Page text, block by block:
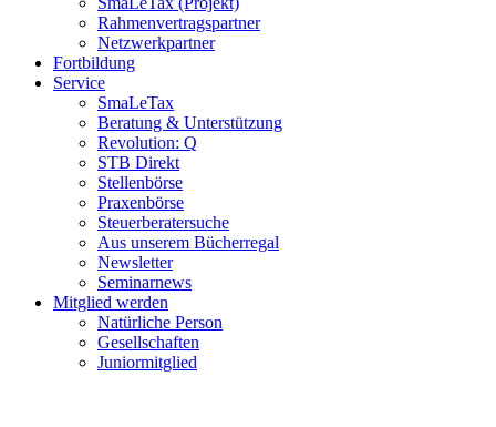
Rahmenvertragspartner
Netzwerkpartner
Fortbildung
Service
SmaLeTax
Beratung & Unterstützung
Revolution: Q
STB Direkt
Stellenbörse
Praxenbörse
Steuerberatersuche
Aus unserem Bücherregal
Newsletter
Seminarnews
Mitglied werden
Natürliche Person
Gesellschaften
Juniormitglied